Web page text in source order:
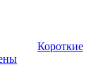
Короткие